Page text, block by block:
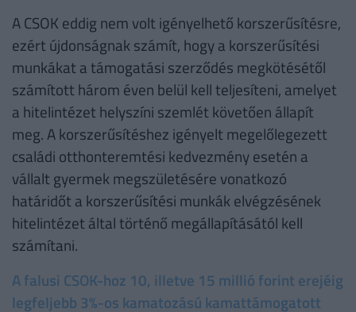
A CSOK eddig nem volt igényelhető korszerűsítésre,
ezért újdonságnak számít, hogy a korszerűsítési
munkákat a támogatási szerződés megkötésétől
számított három éven belül kell teljesíteni, amelyet
a hitelintézet helyszíni szemlét követően állapít
meg. A korszerűsítéshez igényelt megelőlegezett
családi otthonteremtési kedvezmény esetén a
vállalt gyermek megszületésére vonatkozó
határidőt a korszerűsítési munkák elvégzésének
hitelintézet által történő megállapításától kell
számítani.
A falusi CSOK-hoz 10, illetve 15 millió forint erejéig
legfeljebb 3%-os kamatozású kamattámogatott